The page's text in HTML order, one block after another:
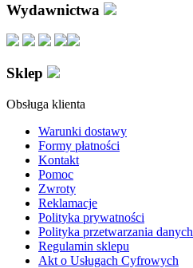
Wydawnictwa
Sklep
Obsługa klienta
Warunki dostawy
Formy płatności
Kontakt
Pomoc
Zwroty
Reklamacje
Polityka prywatności
Polityka przetwarzania danych
Regulamin sklepu
Akt o Usługach Cyfrowych